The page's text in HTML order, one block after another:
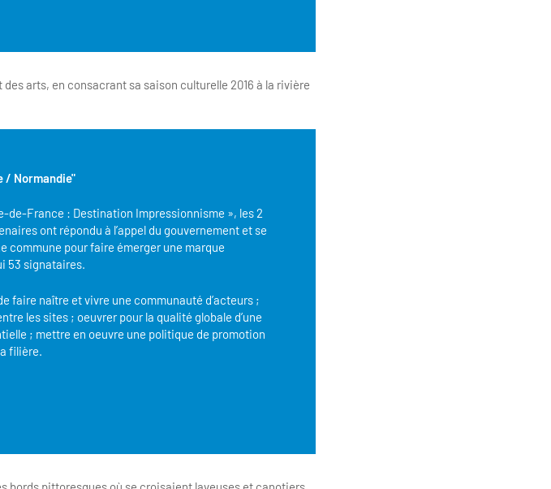
arts, en consacrant sa saison culturelle 2016 à la rivière
/ Normandie"
de-France : Destination Impressionnisme », les 2
ont répondu à l’appel du gouvernement et se
commune pour faire émerger une marque
53 signataires.
faire naître et vivre une communauté d’acteurs ;
les sites ; oeuvrer pour la qualité globale d’une
; mettre en oeuvre une politique de promotion
filière.